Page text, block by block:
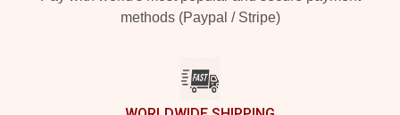
methods (Paypal / Stripe)